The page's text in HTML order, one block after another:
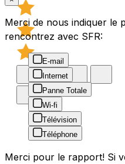
Merci de nous indiquer le
rencontrez avec SFR:
E-mail
Internet
Panne Totale
Wi-fi
Télévision
Téléphone
Merci pour le rapport! Si